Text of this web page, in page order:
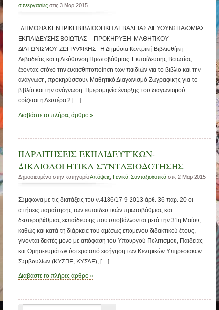
συνεργασίεςστις 3 Μαρ 2015
ΔΗΜΟΣΙΑ ΚΕΝΤΡΙΚΗΒΙΒΛΙΟΘΗΚΗ ΛΕΒΑΔΕΙΑΣ ΔΙΕΥΘΥΝΣΗΑ/ΘΜΙΑΣ
ΕΚΠΑΙΔΕΥΣΗΣ ΒΟΙΩΤΙΑΣ ΠΡΟΚΗΡΥΞΗ ΜΑΘΗΤΙΚΟΥ
ΔΙΑΓΩΝΙΣΜΟΥ ΖΩΓΡΑΦΙΚΗΣ Η Δημόσια Κεντρική Βιβλιοθήκη
Λεβαδείας και η Διεύθυνση Πρωτοβάθμιας Εκπαίδευσης Βοιωτίας
έχοντας στόχο την ευαισθητοποίηση των παιδιών για το βιβλίο και την
ανάγνωση, προκηρύσσουν Μαθητικό Διαγωνισμό Ζωγραφικής για το
βιβλίο και την ανάγνωση. Ημερομηνία έναρξης του διαγωνισμού
ορίζεται η Δευτέρα 2 […]
Διαβάστε το πλήρες άρθρο »
ΠΑΡΑΙΤΗΣΕΙΣ ΕΚΠΑΙΔΕΥΤΙΚΩΝ-
ΔΙΚΑΙΟΛΟΓΗΤΙΚΑ ΣΥΝΤΑΞΙΟΔΟΤΗΣΗΣ
Δημοσιευμένο στην κατηγορίαΑπόψεις, Γενικά, Συνταξιοδοτικάστις 2 Μαρ 2015
Σύμφωνα με τις διατάξεις του ν.4186/17-9-2013 άρθ. 36 παρ. 20 οι
αιτήσεις παραίτησης των εκπαιδευτικών πρωτοβάθμιας και
δευτεροβάθμιας εκπαίδευσης που υποβάλλονται μετά την 31η Μαΐου,
καθώς και κατά τη διάρκεια του αμέσως επόμενου διδακτικού έτους,
γίνονται δεκτές μόνο με απόφαση του Υπουργού Πολιτισμού, Παιδείας
και Θρησκευμάτων ύστερα από εισήγηση των Κεντρικών Υπηρεσιακών
Συμβουλίων (ΚΥΣΠΕ, ΚΥΣΔΕ), […]
Διαβάστε το πλήρες άρθρο »